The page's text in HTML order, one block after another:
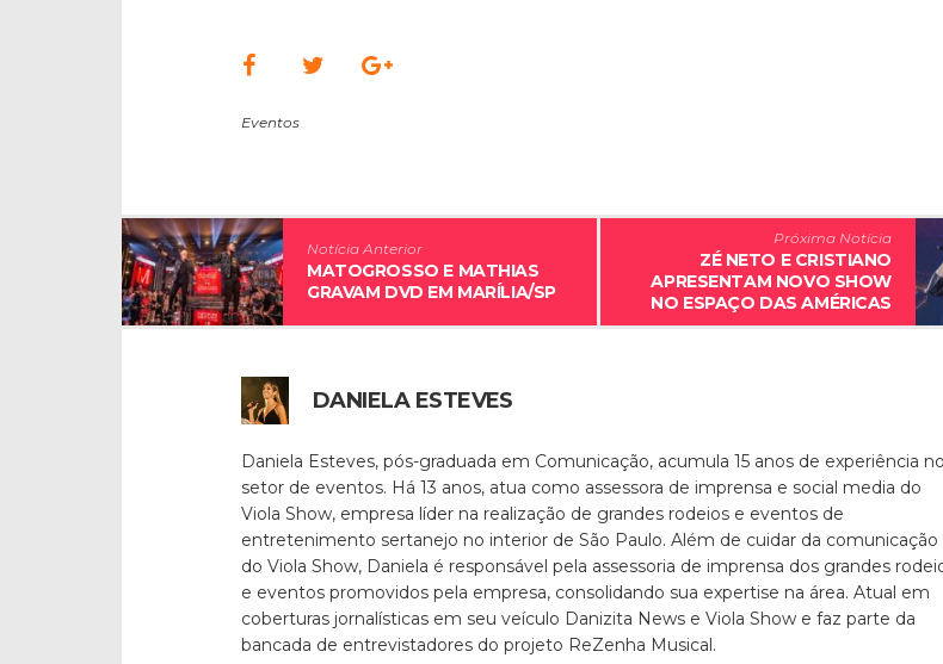
Eventos
Notícia Anterior
MATOGROSSO E MATHIAS
GRAVAM DVD EM MARÍLIA/SP
Próxima Notícia
ZÉ NETO E CRISTIANO
APRESENTAM NOVO SHOW
NO ESPAÇO DAS AMÉRICAS
DANIELA ESTEVES
Daniela Esteves, pós-graduada em Comunicação, acumula 15 anos de experiência no
setor de eventos. Há 13 anos, atua como assessora de imprensa e social media do
Viola Show, empresa líder na realização de grandes rodeios e eventos de
entretenimento sertanejo no interior de São Paulo. Além de cuidar da comunicação
do Viola Show, Daniela é responsável pela assessoria de imprensa dos grandes
e eventos promovidos pela empresa, consolidando sua expertise na área. Atual em
coberturas jornalísticas em seu veículo Danizita News e Viola Show e faz parte da
bancada de entrevistadores do projeto ReZenha Musical.